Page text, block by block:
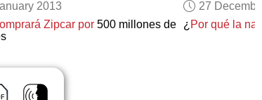
OTHER LANGUAGES
2013
Zipcar por500 millones de
27
¿Por qué la